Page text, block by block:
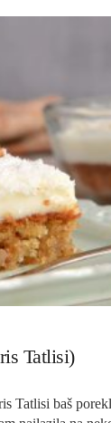
Tatlisi)
Tatlisi baš